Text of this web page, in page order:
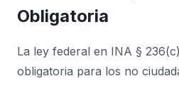
Obligatoria
La ley federal en INA §
obligatoria para los no